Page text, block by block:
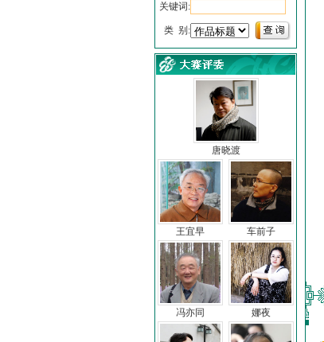
关键词:
类 别:
唐晓渡
王宜早 车前子
冯亦同 娜夜